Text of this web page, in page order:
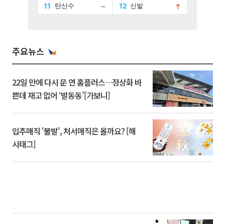
주요뉴스
22일 만에 다시 문 연 홈플러스…정상화 바
쁜데 재고 없어 ‘발동동’[가보니]
입추매직 '불발', 처서매직은 올까요? [해
시태그]